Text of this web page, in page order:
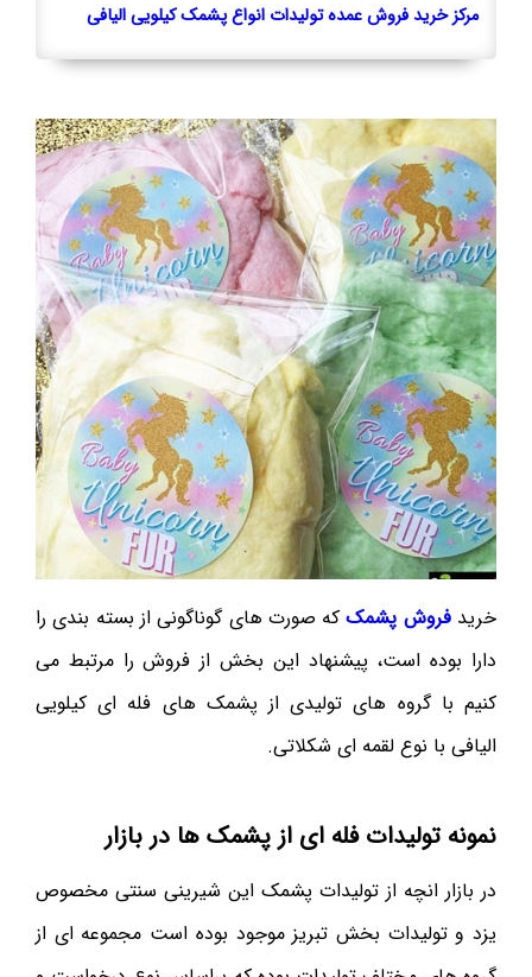
مرکز خرید فروش عمده تولیدات انواع پشمک کیلویی الیافی
خریدفروش پشمککه صورت های گوناگونی از بسته بندی را
دارا بوده است، پیشنهاد این بخش از فروش را مرتبط می
کنیم با گروه های تولیدی از پشمک های فله ای کیلویی
الیافی با نوع لقمه ای شکلاتی.
نمونه تولیدات فله ای از پشمک ها در بازار
در بازار انچه از تولیدات پشمک این شیرینی سنتی مخصوص
یزد و تولیدات بخش تبریز موجود بوده است مجموعه ای از